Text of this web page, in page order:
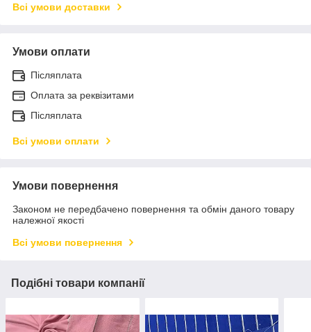
Всі умови доставки
Умови оплати
Післяплата
Оплата за реквізитами
Післяплата
Всі умови оплати
Умови повернення
Законом не передбачено повернення та обмін даного товару
належної якості
Всі умови повернення
Подібні товари компанії